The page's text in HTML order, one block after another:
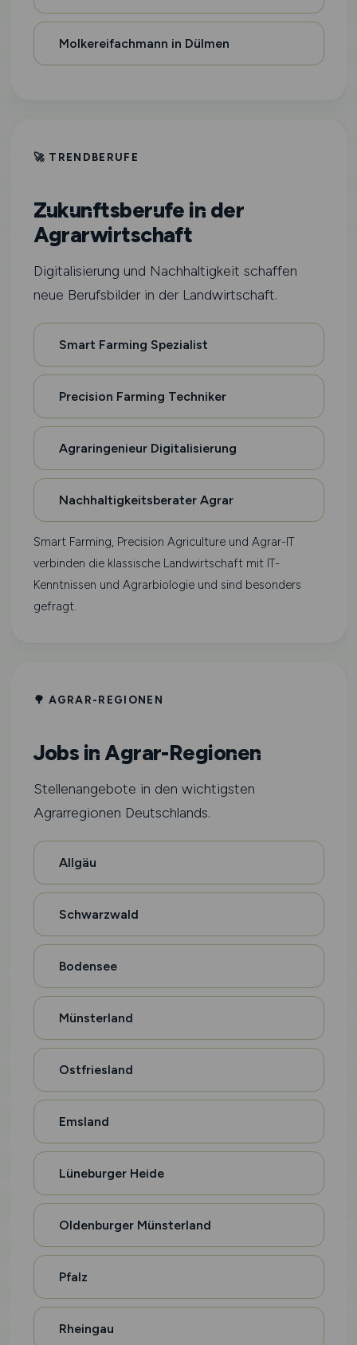
Molkereifachmann in Dülmen
🚀 TRENDBERUFE
Zukunftsberufe in der
Agrarwirtschaft
Digitalisierung und Nachhaltigkeit schaffen
neue Berufsbilder in der Landwirtschaft.
Smart Farming Spezialist
Precision Farming Techniker
Agraringenieur Digitalisierung
Nachhaltigkeitsberater Agrar
Smart Farming, Precision Agriculture und Agrar-IT
verbinden die klassische Landwirtschaft mit IT-
Kenntnissen und Agrarbiologie und sind besonders
gefragt.
🌳 AGRAR-REGIONEN
Jobs in Agrar-Regionen
Stellenangebote in den wichtigsten
Agrarregionen Deutschlands.
Allgäu
Schwarzwald
Bodensee
Münsterland
Ostfriesland
Emsland
Lüneburger Heide
Oldenburger Münsterland
Pfalz
Rheingau